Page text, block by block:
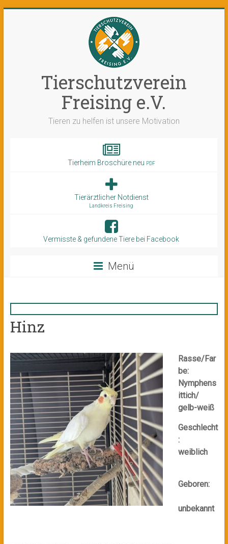
Tierschutzverein
Freising e.V.
Tieren zu helfen ist unsere Motivation
Tierheim Broschüre neu PDF
Tierärztlicher Notdienst
Landkreis Freising
Vermisste & gefundene Tiere bei Facebook
Menü
Hinz
Rasse/Far
be:
Nymphens
ittich/
gelb-weiß
Geschlecht
:
weiblich
Geboren:
unbekannt